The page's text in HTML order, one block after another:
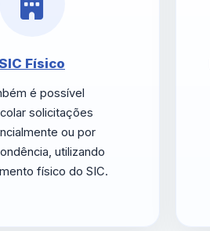
Físico
é possível
solicitações
ou por
utilizando
físico do SIC.